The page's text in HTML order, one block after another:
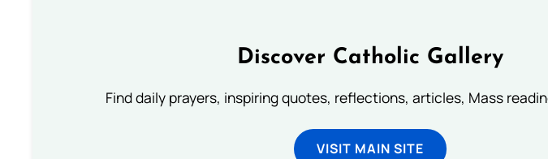
Discover Catholic Gallery
Find daily prayers, inspiring quotes, reflections, articles, Mass
VISIT MAIN SITE